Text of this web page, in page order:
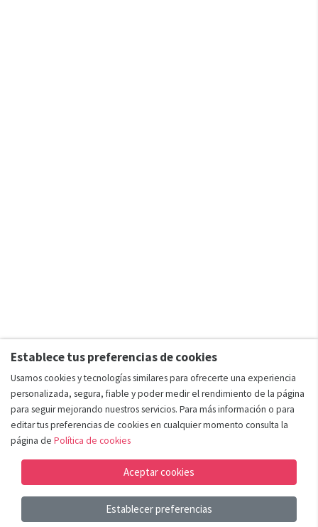
Establece tus preferencias de cookies
Usamos cookies y tecnologías similares para ofrecerte una experiencia
personalizada, segura, fiable y poder medir el rendimiento de la página
para seguir mejorando nuestros servicios. Para más información o para
editar tus preferencias de cookies en cualquier momento consulta la
página de Política de cookies
Aceptar cookies
Establecer preferencias